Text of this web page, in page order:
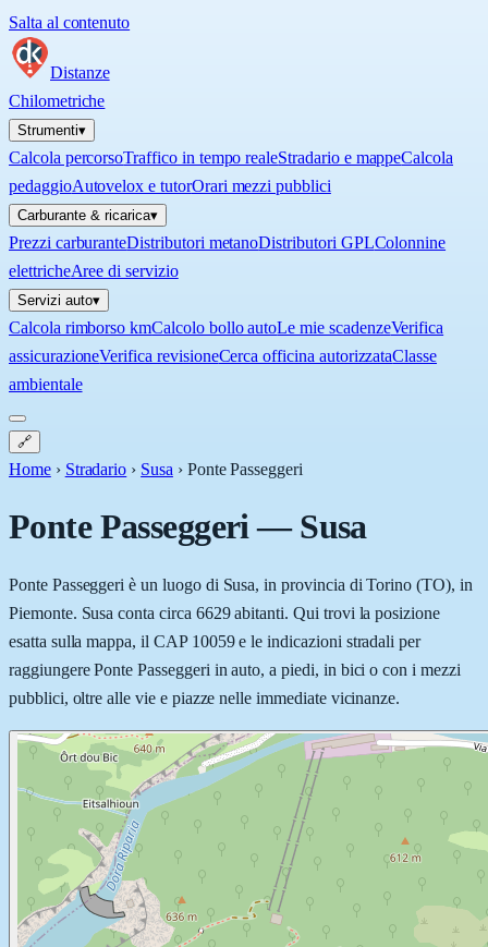
Salta al contenuto
Distanze
Chilometriche
Strumenti▾
Calcola percorsoTraffico in tempo realeStradario e mappeCalcola
pedaggioAutovelox e tutorOrari mezzi pubblici
Carburante & ricarica▾
Prezzi carburanteDistributori metanoDistributori GPLColonnine
elettricheAree di servizio
Servizi auto▾
Calcola rimborso kmCalcolo bollo autoLe mie scadenzeVerifica
assicurazioneVerifica revisioneCerca officina autorizzataClasse
ambientale
🔗
Home › Stradario › Susa › Ponte Passeggeri
Ponte Passeggeri—Susa
Ponte Passeggeri è un luogo di Susa, in provincia di Torino (TO), in
Piemonte. Susa conta circa 6629 abitanti. Qui trovi la posizione
esatta sulla mappa, il CAP 10059 e le indicazioni stradali per
raggiungere Ponte Passeggeri in auto, a piedi, in bici o con i mezzi
pubblici, oltre alle vie e piazze nelle immediate vicinanze.